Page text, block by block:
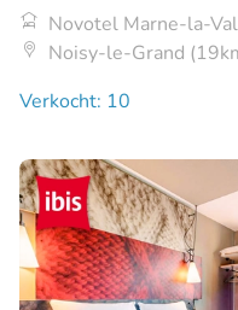
Novotel Marne-la-
Noisy-le-Grand
Verkocht: 10